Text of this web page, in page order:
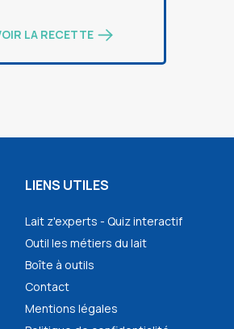
LA RECETTE
LIENS UTILES
Lait z'experts - Quiz interactif
Outil les métiers du lait
Boîte à outils
Contact
Mentions légales